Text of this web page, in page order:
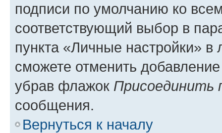
подписи по умолчанию ко
соответствующий выбор в
пункта «Личные настройки»
сможете отменить
убрав флажок Присоединить
сообщения.
Вернуться к началу